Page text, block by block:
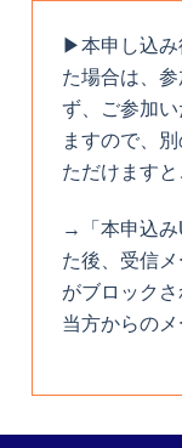
▶本申し込み
た場合は、
ず、ご参加
ますので、
ただけますと
→「本申込み
た後、受信
がブロック
当方からの